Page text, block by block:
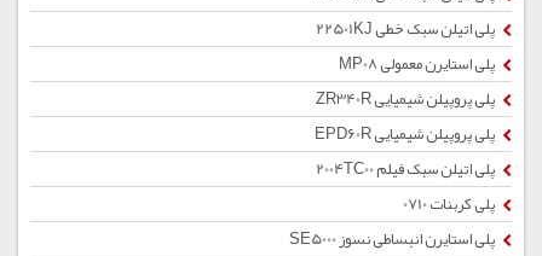
پلی اتیلن سبک خطی 22501KJ
پلی استایرن معمولی MP08
پلی پروپیلن شیمیایی ZR340R
پلی پروپیلن شیمیایی EPD60R
پلی اتیلن سبک فیلم 2004TC00
پلی کربنات 0710
پلی استایرن انبساطی نسوز SE5000